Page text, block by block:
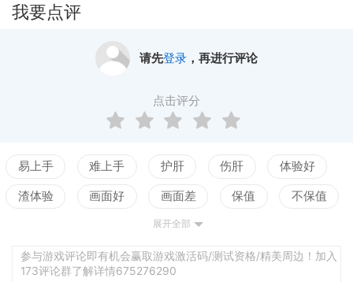
我要点评
请先登录，再进行评论
点击评分
易上手 难上手 护肝 伤肝 体验好
渣体验 画面好 画面差 保值 不保值
测试
立绘不行 声优赞 声优拉胯 世界观佳
展开全部
参与游戏评论即有机会赢取游戏激活码/测试资格/精美周边！加入
173评论群了解详情675276290